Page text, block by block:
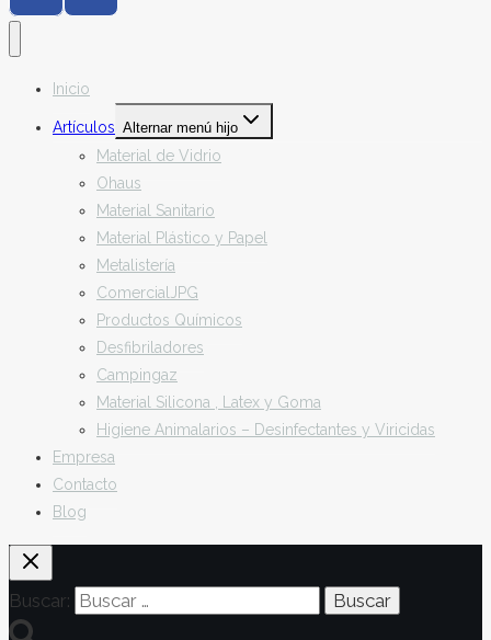
Inicio
Artículos Alternar menú hijo
Material de Vidrio
Ohaus
Material Sanitario
Material Plástico y Papel
Metalistería
ComercialJPG
Productos Químicos
Desfibriladores
Campingaz
Material Silicona , Latex y Goma
Higiene Animalarios – Desinfectantes y Viricidas
Empresa
Contacto
Blog
Buscar: